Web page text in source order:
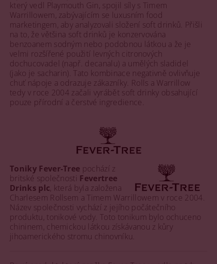
který vedl Playmouth Gin, spojil síly s Timem
Warrillowem, zabývajícím se luxusním food
marketingem, aby analyzovali složení soft drinků. Přišli
na to, že většina soft drinků je konzervována
benzoanem sodným nebo podobnou látkou a že je
velmi rozšířené použití levných citronových
dochucovadel (např. decanalu) a umělých sladidel
(jako je sacharin). Tato kombinace negativně ovlivňuje
chuť nápoje a odrazuje zákazníky. Rolls a Warrillow
tedy v roce 2004 začali vyrábět soft drinky obsahující
pouze přírodní a čerstvé ingredience.
Toniky Fever-Tree pochází z
britské společnosti Fevertree
Drinks plc, která byla založena
Charlesem Rollsem a Timem Warrillowem v roce 2004.
Název společnosti vychází z jejího počátečního
produktu, tonikové vody. Toto tonikum bylo ochuceno
chininem, chemickou látkou získávanou z kůry
jihoamerického stromu chinovníku​​.